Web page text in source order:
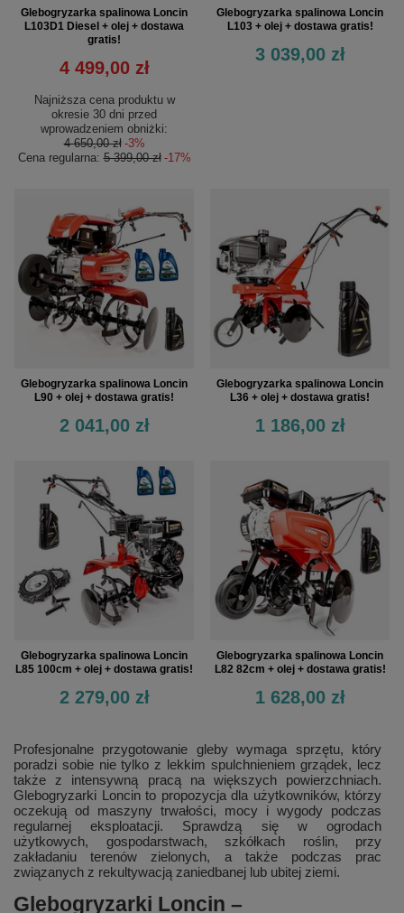
Glebogryzarka spalinowa Loncin
L103D1 Diesel + olej + dostawa
gratis!
4 499,00 zł
Najniższa cena produktu w
okresie 30 dni przed
wprowadzeniem obniżki:
4 650,00 zł -3%
Cena regularna:5 399,00 zł -17%
Glebogryzarka spalinowa Loncin
L103 + olej + dostawa gratis!
3 039,00 zł
Glebogryzarka spalinowa Loncin
L90 + olej + dostawa gratis!
2 041,00 zł
Glebogryzarka spalinowa Loncin
L36 + olej + dostawa gratis!
1 186,00 zł
Glebogryzarka spalinowa Loncin
L85 100cm + olej + dostawa gratis!
2 279,00 zł
Glebogryzarka spalinowa Loncin
L82 82cm + olej + dostawa gratis!
1 628,00 zł
Profesjonalne przygotowanie gleby wymaga sprzętu, który
poradzi sobie nie tylko z lekkim spulchnieniem grządek, lecz
także z intensywną pracą na większych powierzchniach.
Glebogryzarki Loncin to propozycja dla użytkowników, którzy
oczekują od maszyny trwałości, mocy i wygody podczas
regularnej eksploatacji. Sprawdzą się w ogrodach
użytkowych, gospodarstwach, szkółkach roślin, przy
zakładaniu terenów zielonych, a także podczas prac
związanych z rekultywacją zaniedbanej lub ubitej ziemi.
Glebogryzarki Loncin –